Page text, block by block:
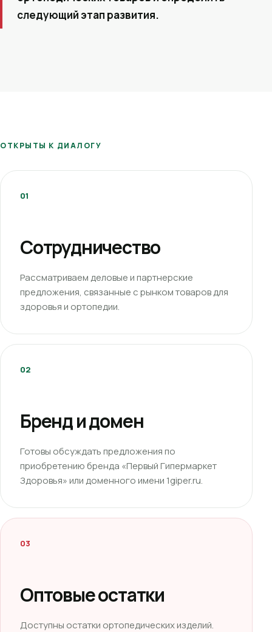
следующий этап развития.
ОТКРЫТЫ К ДИАЛОГУ
01
Сотрудничество
Рассматриваем деловые и партнерские
предложения, связанные с рынком товаров для
здоровья и ортопедии.
02
Бренд и домен
Готовы обсуждать предложения по
приобретению бренда «Первый Гипермаркет
Здоровья» или доменного имени 1giper.ru.
03
Оптовые остатки
Доступны остатки ортопедических изделий.